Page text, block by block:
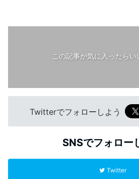
この記事が気に入ったらい
Twitterでフォローしよう
SNSでフォロー
Twitter